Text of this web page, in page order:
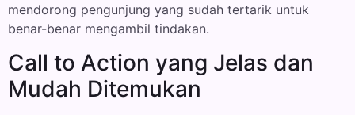
mendorong pengunjung yang sudah tertarik untuk
benar-benar mengambil tindakan.
Call to Action yang Jelas dan
Mudah Ditemukan